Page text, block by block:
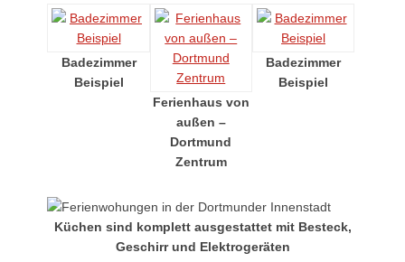
Badezimmer
Beispiel
Ferienhaus von
außen –
Dortmund
Zentrum
Badezimmer
Beispiel
Küchen sind komplett ausgestattet mit Besteck,
Geschirr und Elektrogeräten